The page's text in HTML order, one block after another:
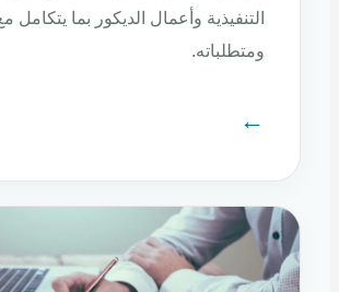
التنفيذية وأعمال الديكور بما يتكامل مع طبيعة
ومتطلباته.